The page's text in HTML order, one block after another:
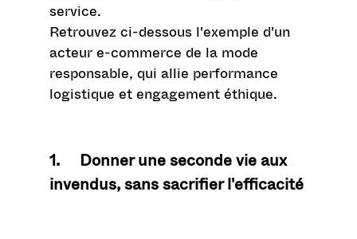
service.
Retrouvez ci-dessous l'exemple d'un
acteur e-commerce de la mode
responsable, qui allie performance
logistique et engagement éthique.
1. Donner une seconde vie aux
invendus, sans sacrifier l'efficacité